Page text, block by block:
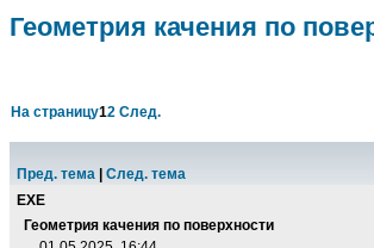
Геометрия качения по
На страницу12 След.
Пред. тема
След. тема
EXE
Геометрия качения по поверхности